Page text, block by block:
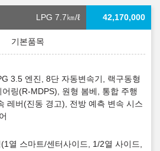
LPG 7.7㎞/ℓ 42,170,000
3.5 엔진, 8단 자동변속기, 랙구동형
링(R-MDPS), 원형 봄베, 통합 주행
레버(진동 경고), 전방 예측 변속 시스
열 스마트/센터사이드, 1/2열 사이드,